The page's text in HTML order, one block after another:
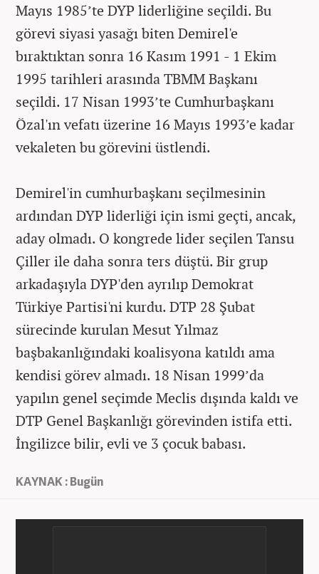
Mayıs 1985’te DYP liderliğine seçildi. Bu
görevi siyasi yasağı biten Demirel'e
bıraktıktan sonra 16 Kasım 1991 - 1 Ekim
1995 tarihleri arasında TBMM Başkanı
seçildi. 17 Nisan 1993’te Cumhurbaşkanı
Özal'ın vefatı üzerine 16 Mayıs 1993’e kadar
vekaleten bu görevini üstlendi.
Demirel'in cumhurbaşkanı seçilmesinin
ardından DYP liderliği için ismi geçti, ancak,
aday olmadı. O kongrede lider seçilen Tansu
Çiller ile daha sonra ters düştü. Bir grup
arkadaşıyla DYP'den ayrılıp Demokrat
Türkiye Partisi'ni kurdu. DTP 28 Şubat
sürecinde kurulan Mesut Yılmaz
başbakanlığındaki koalisyona katıldı ama
kendisi görev almadı. 18 Nisan 1999’da
yapılın genel seçimde Meclis dışında kaldı ve
DTP Genel Başkanlığı görevinden istifa etti.
İngilizce bilir, evli ve 3 çocuk babası.
KAYNAK : Bugün